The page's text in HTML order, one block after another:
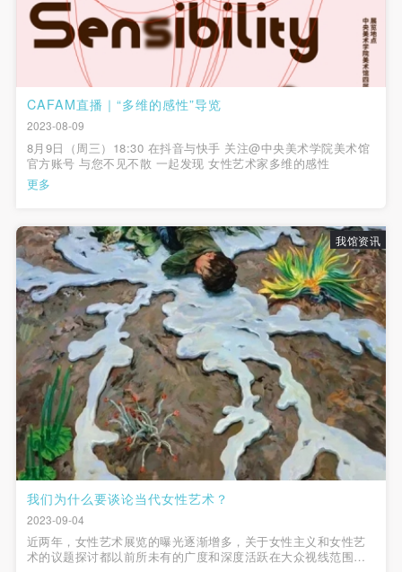
CAFAM直播｜“多维的感性”导览
2023-08-09
8月9日（周三）18:30 在抖音与快手 关注@中央美术学院美术馆
官方账号 与您不见不散 一起发现 女性艺术家多维的感性
更多
我馆资讯
我们为什么要谈论当代女性艺术？
2023-09-04
近两年，女性艺术展览的曝光逐渐增多，关于女性主义和女性艺
术的议题探讨都以前所未有的广度和深度活跃在大众视线范围